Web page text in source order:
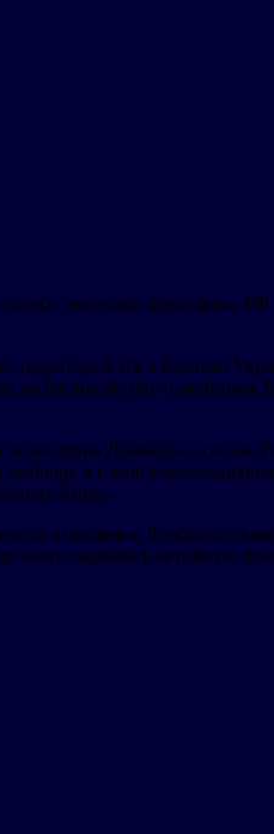
секретарь президента
территорий Юго-Востока
на беспокойство чиновников
Донбасса в состав
выборов в
Киеву.
вхождения Донбасса в
оказывать активную